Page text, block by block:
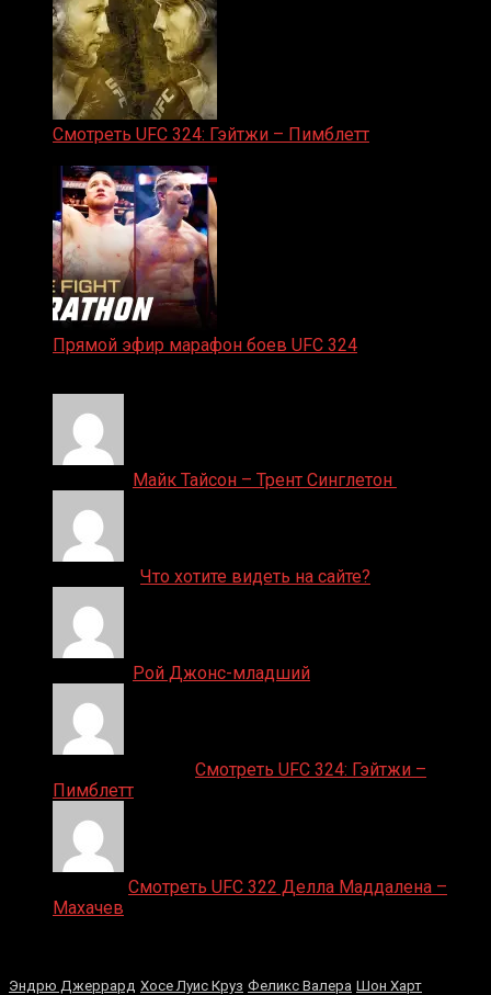
Смотреть UFC 324: Гэйтжи – Пимблетт
Прямой эфир марафон боев UFC 324
Майк Тайсон – Трент Синглетон
Что хотите видеть на сайте?
Рой Джонс-младший
Смотреть UFC 324: Гэйтжи –
Пимблетт
Смотреть UFC 322 Делла Маддалена –
Махачев
Эндрю Джеррард Хосе Луис Круз Феликс Валера Шон Харт